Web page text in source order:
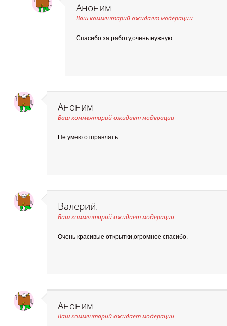
Аноним
Ваш комментарий ожидает модерации
Спасибо за работу,очень нужную.
Аноним
Ваш комментарий ожидает модерации
Не умею отправлять.
Валерий.
Ваш комментарий ожидает модерации
Очень красивые открытки,огромное спасибо.
Аноним
Ваш комментарий ожидает модерации